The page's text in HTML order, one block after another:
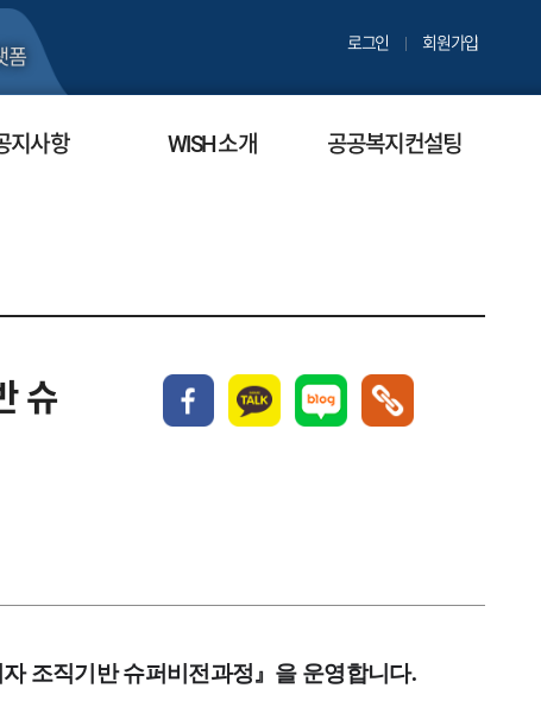
폼 로그인 회원가입
지사항 WISH 소개 공공복지컨설팅
슈
자 조직기반 슈퍼비전과정』을 운영합니다.